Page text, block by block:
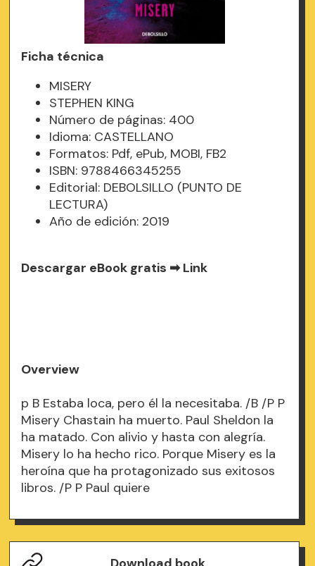
Ficha técnica
MISERY
STEPHEN KING
Número de páginas: 400
Idioma: CASTELLANO
Formatos: Pdf, ePub, MOBI, FB2
ISBN: 9788466345255
Editorial: DEBOLSILLO (PUNTO DE
LECTURA)
Año de edición: 2019
Descargar eBook gratis ➡Link
Overview
p B Estaba loca, pero él la necesitaba. /B /P P
Misery Chastain ha muerto. Paul Sheldon la
ha matado. Con alivio y hasta con alegría.
Misery lo ha hecho rico. Porque Misery es la
heroína que ha protagonizado sus exitosos
libros. /P P Paul quiere